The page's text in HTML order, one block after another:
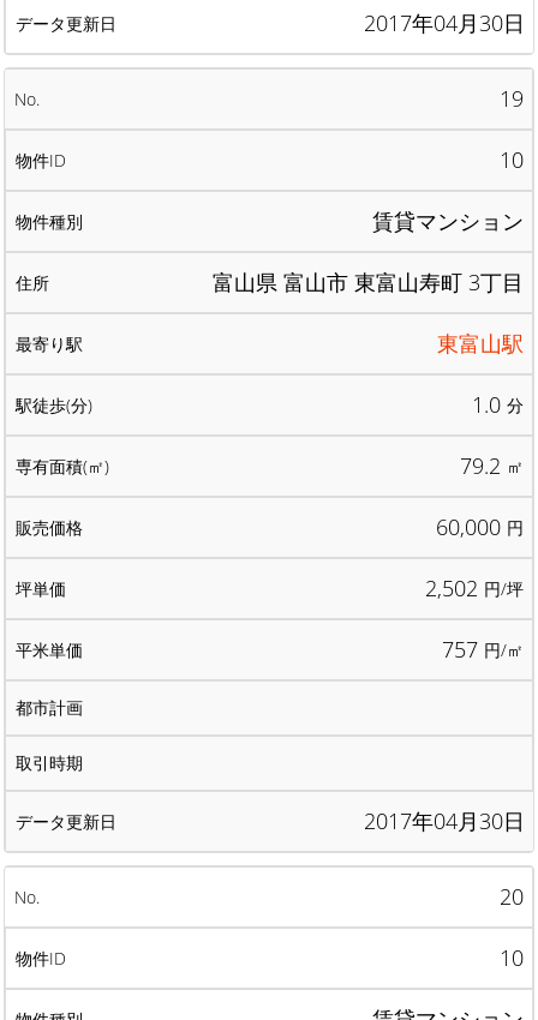
2017年04月30日
19
10
賃貸マンション
富山県 富山市 東富山寿町 3丁目
東富山駅
1.0 分
79.2 ㎡
60,000 円
2,502 円/坪
757 円/㎡
2017年04月30日
20
10